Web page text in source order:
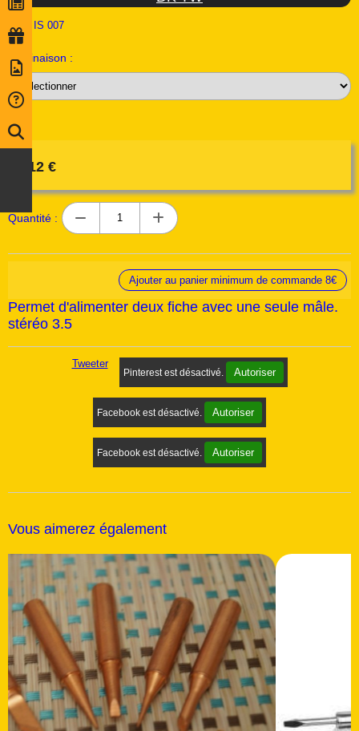
Ref : IS 007
Déclinaison :
2,12 €
Quantité :
Ajouter au panier minimum de commande 8€
Permet d'alimenter deux fiche avec une seule mâle.
stéréo 3.5
Tweeter
Pinterest est désactivé. Autoriser
Facebook est désactivé. Autoriser
Facebook est désactivé. Autoriser
Vous aimerez également